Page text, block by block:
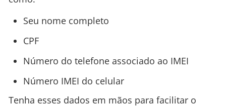
Seu nome completo
CPF
Número do telefone associado ao IMEI
Número IMEI do celular
Tenha esses dados em mãos para facilitar o